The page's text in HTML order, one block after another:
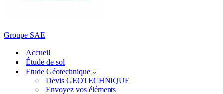
Groupe SAE
Accueil
Étude de sol
Etude Géotechnique
Devis GEOTECHNIQUE
Envoyez vos éléments